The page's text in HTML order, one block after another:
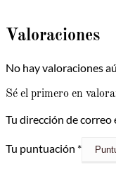
Valoraciones
No hay valoraciones
Sé el primero en
Tu dirección de
Tu puntuación *